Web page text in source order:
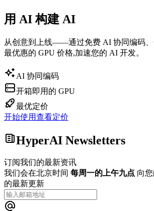
用 AI 构建 AI
从创意到上线——通过免费 AI 协同编码、
最优惠的 GPU 价格,加速您的 AI 开发。
AI 协同编码
开箱即用的 GPU
最优定价
开始使用查看定价
HyperAI Newsletters
订阅我们的最新资讯
我们会在北京时间 每周一的上午九点 向
的最新更新